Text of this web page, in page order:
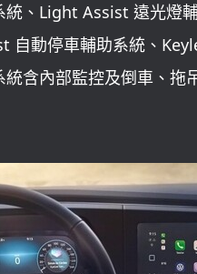
統、Light Assist 遠光燈
自動停車輔助系統、
含內部監控及倒車、拖